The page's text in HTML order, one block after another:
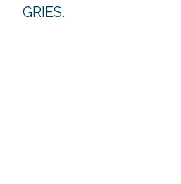
GRIES.